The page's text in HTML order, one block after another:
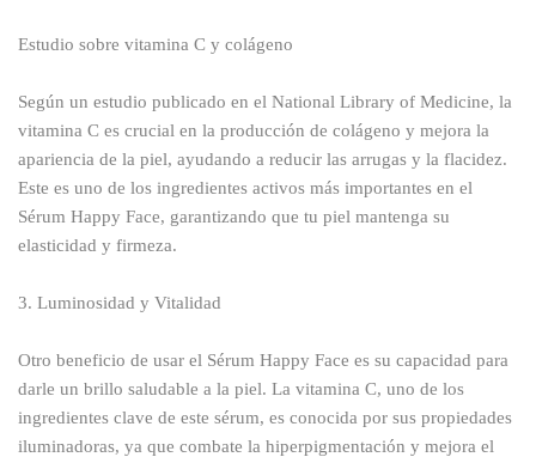
Estudio sobre vitamina C y colágeno
Según un estudio publicado en el National Library of Medicine, la
vitamina C es crucial en la producción de colágeno y mejora la
apariencia de la piel, ayudando a reducir las arrugas y la flacidez.
Este es uno de los ingredientes activos más importantes en el
Sérum Happy Face, garantizando que tu piel mantenga su
elasticidad y firmeza.
3. Luminosidad y Vitalidad
Otro beneficio de usar el Sérum Happy Face es su capacidad para
darle un brillo saludable a la piel. La vitamina C, uno de los
ingredientes clave de este sérum, es conocida por sus propiedades
iluminadoras, ya que combate la hiperpigmentación y mejora el